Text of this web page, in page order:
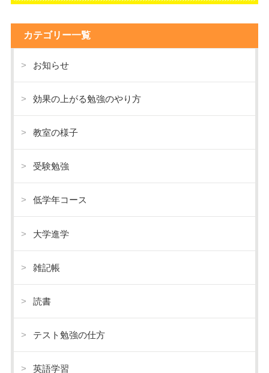
カテゴリー一覧
お知らせ
効果の上がる勉強のやり方
教室の様子
受験勉強
低学年コース
大学進学
雑記帳
読書
テスト勉強の仕方
英語学習